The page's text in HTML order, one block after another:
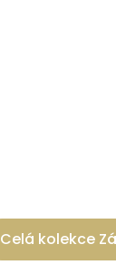
Celá kolekce